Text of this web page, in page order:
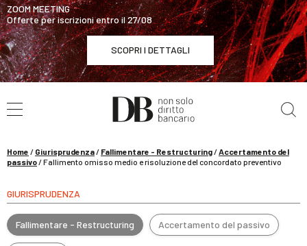
ZOOM MEETING
Offerte per iscrizioni entro il 27/08
SCOPRI I DETTAGLI
WEBINAR / 17 settembre
La governance dell’Intelligenza Artificiale
Home / Giurisprudenza/ Fallimentare - Restructuring/Accertamento del
passivo/Fallimento omisso medio e risoluzione del concordato preventivo
GIURISPRUDENZA
Fallimentare - Restructuring Accertamento del passivo